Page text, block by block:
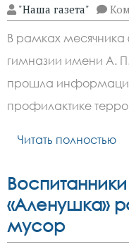
"Наша газета"
В рамках месячника
гимназии имени А.
прошла
профилактике
Читать полностью
«Аленушка»
мусор